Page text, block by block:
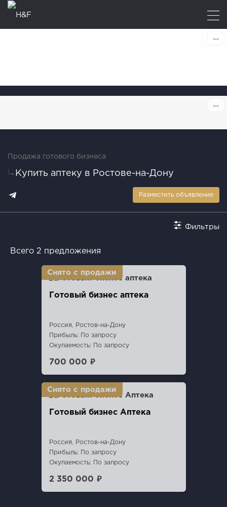
Продажа готового бизнеса
Купить аптеку в Ростове-на-Дону
Разместить объявление
Фильтры
Всего 2 предложения
Готовый бизнес аптека
Россия, Ростов-на-Дону
Прибыль: По запросу
Окупаемость: По запросу
700 000 ₽
Готовый бизнес Аптека
Россия, Ростов-на-Дону
Прибыль: По запросу
Окупаемость: По запросу
2 350 000 ₽